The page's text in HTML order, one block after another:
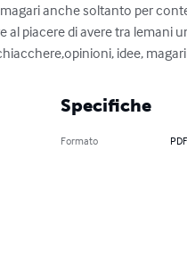
anche soltanto per
piacere di avere tra lemani
idee,
Specifiche
Formato PDF